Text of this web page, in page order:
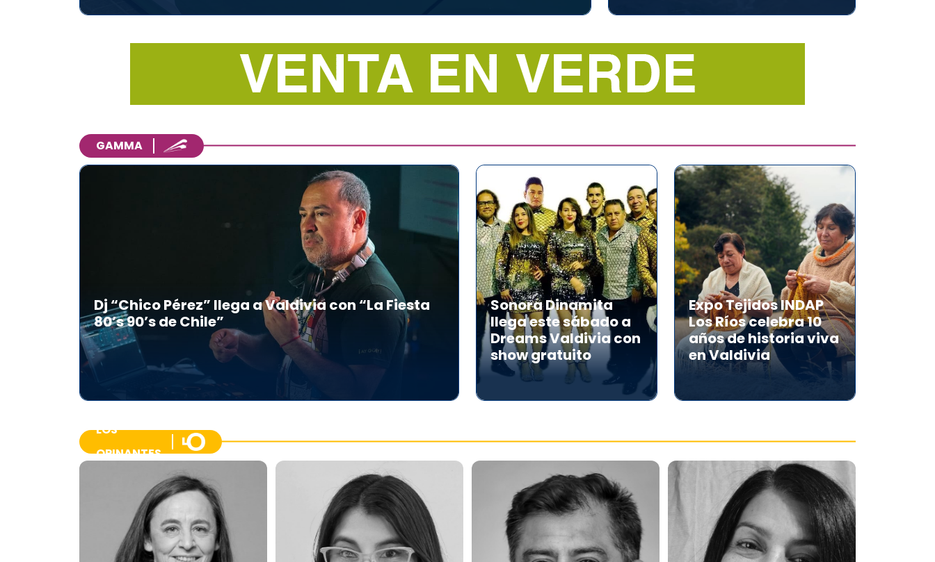
GAMMA
Dj “Chico Pérez” llega a Valdivia con “La Fiesta
80’s 90’s de Chile”
Sonora Dinamita
llega este sábado a
Dreams Valdivia con
show gratuito
Expo Tejidos INDAP
Los Ríos celebra 10
años de historia viva
en Valdivia
LOS
OPINANTES